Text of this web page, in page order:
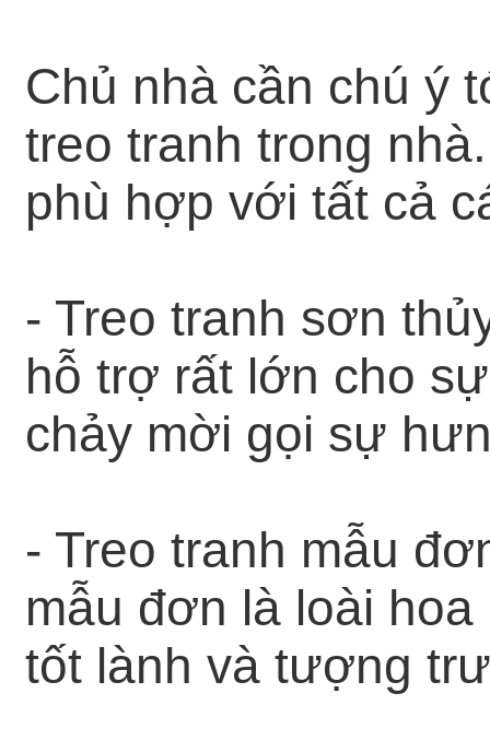
Chủ nhà cần chú ý
treo tranh trong
phù hợp với tất cả
- Treo tranh sơn
hỗ trợ rất lớn cho
chảy mời gọi sự
- Treo tranh mẫu
mẫu đơn là loài
tốt lành và tượng